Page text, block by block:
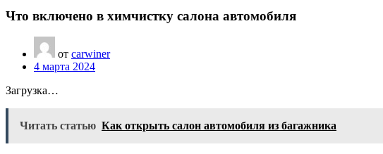
Что включено в химчистку салона автомобиля
от carwiner
4 марта 2024
Загрузка…
Читать статью Как открыть салон автомобиля из багажника